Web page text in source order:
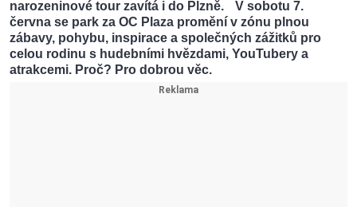
narozeninové tour zavítá i do Plzně. V sobotu 7.
června se park za OC Plaza promění v zónu plnou
zábavy, pohybu, inspirace a společných zážitků pro
celou rodinu s hudebními hvězdami, YouTubery a
atrakcemi. Proč? Pro dobrou věc.